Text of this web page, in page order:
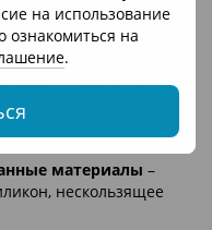
на использование
на
.
и горка для купания в
купанию ребёнка.
материалы –
нескользящее